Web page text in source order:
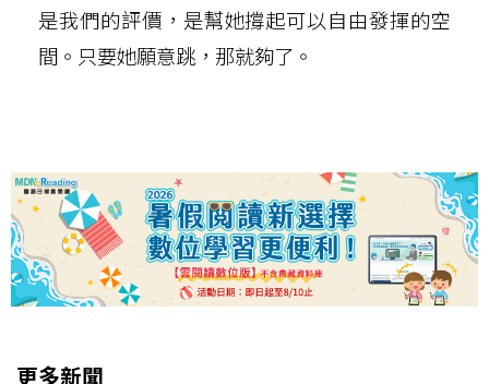
是我們的評價，是幫她撐起可以自由發揮的空
間。只要她願意跳，那就夠了。
更多新聞